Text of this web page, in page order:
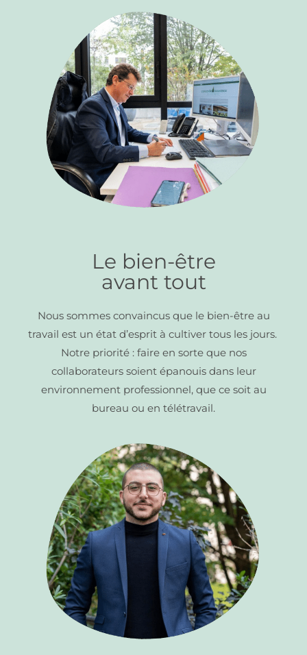
Le bien-être
avant tout
Nous sommes convaincus que le bien-être au
travail est un état d’esprit à cultiver tous les jours.
Notre priorité : faire en sorte que nos
collaborateurs soient épanouis dans leur
environnement professionnel, que ce soit au
bureau ou en télétravail.